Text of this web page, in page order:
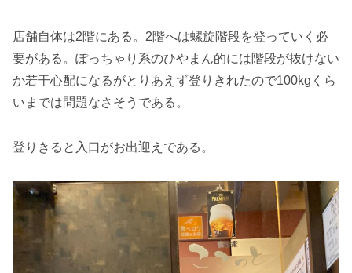
店舗自体は2階にある。2階へは螺旋階段を登っていく必
要がある。ぽっちゃり系のひやまん的には階段が抜けない
か若干心配になるがとりあえず登りきれたので100kgくら
いまでは問題なさそうである。
登りきると入口がお出迎えである。